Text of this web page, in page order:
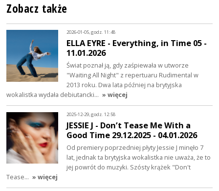
Zobacz także
2026-01-05, godz. 11:48
ELLA EYRE - Everything, in Time 05 -
11.01.2026
Świat poznał ją, gdy zaśpiewała w utworze
"Waiting All Night" z repertuaru Rudimental w
2013 roku. Dwa lata później na brytyjska
wokalistka wydała debiutancki… » więcej
2025-12-29, godz. 12:58
JESSIE J - Don’t Tease Me With a
Good Time 29.12.2025 - 04.01.2026
Od premiery poprzedniej płyty Jessie J minęło 7
lat, jednak ta brytyjska wokalistka nie uważa, że to
jej powrót do muzyki. Szósty krążek "Don't
Tease… » więcej